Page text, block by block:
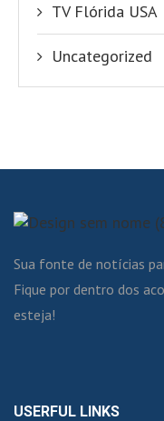
TV Flórida USA
Uncategorized
Sua fonte de notícias
Fique por dentro dos
esteja!
USERFUL LINKS